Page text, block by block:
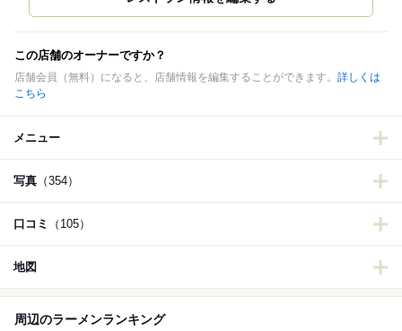
この店舗のオーナーですか？
店舗会員（無料）になると、店舗情報を編集することができます。 詳しくは
こちら
メニュー
写真 （354）
口コミ （105）
地図
周辺のラーメンランキング